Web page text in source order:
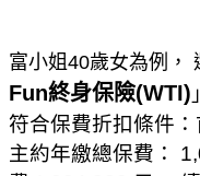
富小姐40歲女為例，
Fun終身保險(WTI) 」
符合保費折扣條件
主約年繳總保費：